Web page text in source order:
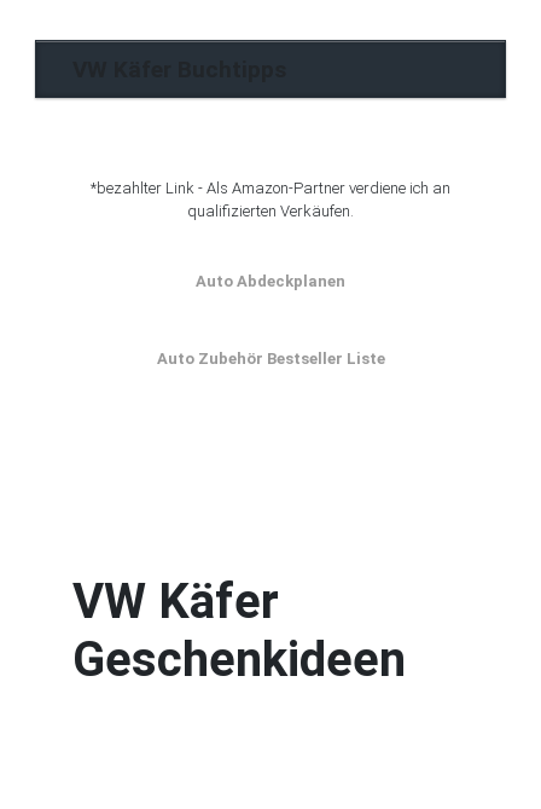
*bezahlter Link - Als Amazon-Partner verdiene ich an
qualifizierten Verkäufen.
Auto Abdeckplanen
Auto Zubehör Bestseller Liste
VW Käfer
Geschenkideen